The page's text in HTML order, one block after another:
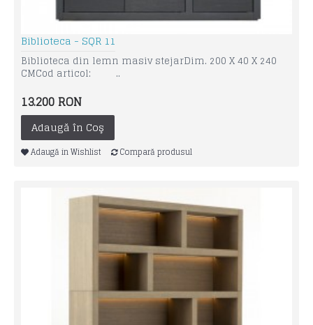
Biblioteca - SQR 11
Biblioteca din lemn masiv stejarDim. 200 X 40 X 240
CMCod articol: ..
13.200 RON
Adaugă în Coş
Adaugă in Wishlist Compară produsul